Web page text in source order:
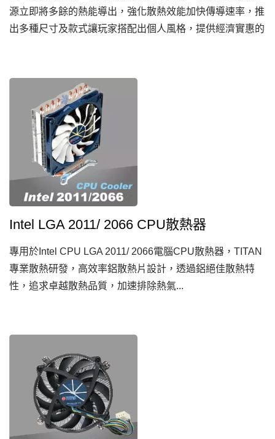
源立即將多餘的熱能導出，強化散熱效能加快傳導速率，推
出多種尺寸及款式讓玩家搭配出個人風格，提供經濟實惠的
Intel LGA 2011/ 2066 CPU散熱器
專用於Intel CPU LGA 2011/ 2066電腦CPU散熱器，TITAN
專業散熱研發，高效率鋁散熱片設計，透過鋁絕佳散熱特
性，追求卓越散熱品質，加速排除熱氣...